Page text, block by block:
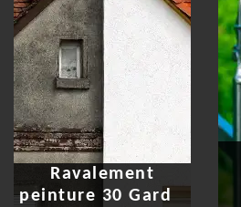
Ravalement
peinture 30 Gard